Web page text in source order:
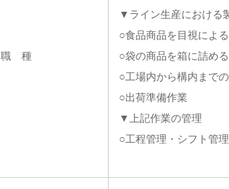
職 種
▼ライン生産における
○食品商品を目視によ
○袋の商品を箱に詰め
○工場内から構内まで
○出荷準備作業
▼上記作業の管理
○工程管理・シフト管